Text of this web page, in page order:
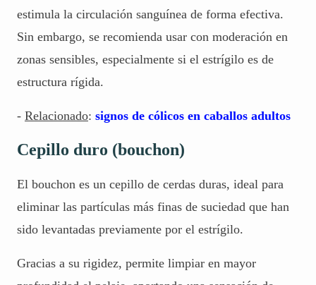
estimula la circulación sanguínea de forma efectiva.
Sin embargo, se recomienda usar con moderación en
zonas sensibles, especialmente si el estrígilo es de
estructura rígida.
- Relacionado: signos de cólicos en caballos adultos
Cepillo duro (bouchon)
El bouchon es un cepillo de cerdas duras, ideal para
eliminar las partículas más finas de suciedad que han
sido levantadas previamente por el estrígilo.
Gracias a su rigidez, permite limpiar en mayor